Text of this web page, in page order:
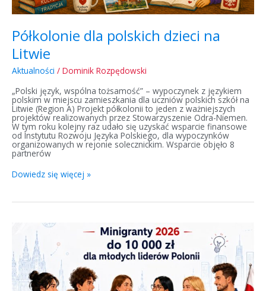
Półkolonie dla polskich dzieci na
Litwie
Aktualności / Dominik Rozpędowski
„Polski język, wspólna tożsamość” – wypoczynek z językiem
polskim w miejscu zamieszkania dla uczniów polskich szkół na
Litwie (Region A) Projekt półkolonii to jeden z ważniejszych
projektów realizowanych przez Stowarzyszenie Odra-Niemen.
W tym roku kolejny raz udało się uzyskać wsparcie finansowe
od Instytutu Rozwoju Języka Polskiego, dla wypoczynków
organizowanych w rejonie solecznickim. Wsparcie objęło 8
partnerów
Dowiedz się więcej »
Polonijne
granty
Młodych